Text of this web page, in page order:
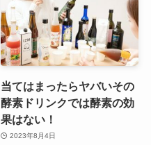
当てはまったらヤバいその
酵素ドリンクでは酵素の効
果はない！
2023年8月4日